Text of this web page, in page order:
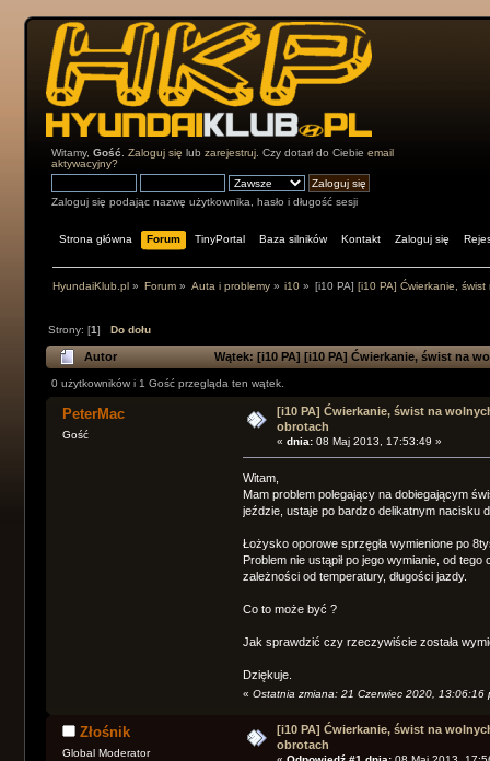
Witamy,Gość .Zaloguj się lubzarejestruj . Czy dotarł do Ciebieemail
aktywacyjny?
Zaloguj się podając nazwę użytkownika, hasło i długość sesji
Strona główna Forum TinyPortal Baza silników Kontakt Zaloguj się
HyundaiKlub.pl» Forum» Auta i problemy» i10 » [i10 PA] [i10 PA] Ćwierkanie,
Strony: [1] Do dołu
Autor Wątek: [i10 PA] [i10 PA] Ćwierkanie, świst na
0 użytkowników i 1 Gość przegląda ten wątek.
PeterMac
Gość
[i10 PA] Ćwierkanie, świst na
obrotach
«dnia: 08 Maj 2013, 17:53:49 »
Witam,
Mam problem polegający na dobiegającym
jeździe, ustaje po bardzo delikatnym nacisku
Łożysko oporowe sprzęgła wymienione po
Problem nie ustąpił po jego wymianie, od
zależności od temperatury, długości jazdy.
Co to może być ?
Jak sprawdzić czy rzeczywiście została
Dziękuje.
« Ostatnia zmiana: 21 Czerwiec 2020, 13:06:16
Złośnik
Global Moderator
[i10 PA] Ćwierkanie, świst na
obrotach